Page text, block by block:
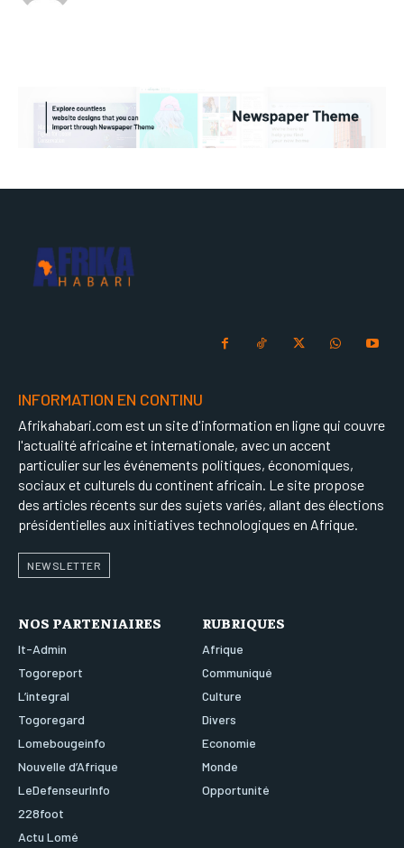
INFORMATION EN CONTINU
Afrikahabari.com est un site d'information en ligne qui couvre
l'actualité africaine et internationale, avec un accent
particulier sur les événements politiques, économiques,
sociaux et culturels du continent africain. Le site propose
des articles récents sur des sujets variés, allant des élections
présidentielles aux initiatives technologiques en Afrique.
NEWSLETTER
NOS PARTENIAIRES
It-Admin
Togoreport
L’integral
Togoregard
Lomebougeinfo
Nouvelle d’Afrique
LeDefenseurInfo
228foot
Actu Lomé
RUBRIQUES
Afrique
Communiqué
Culture
Divers
Economie
Monde
Opportunité